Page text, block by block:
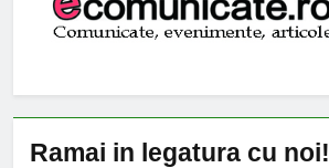
Ramai in legatura cu noi!